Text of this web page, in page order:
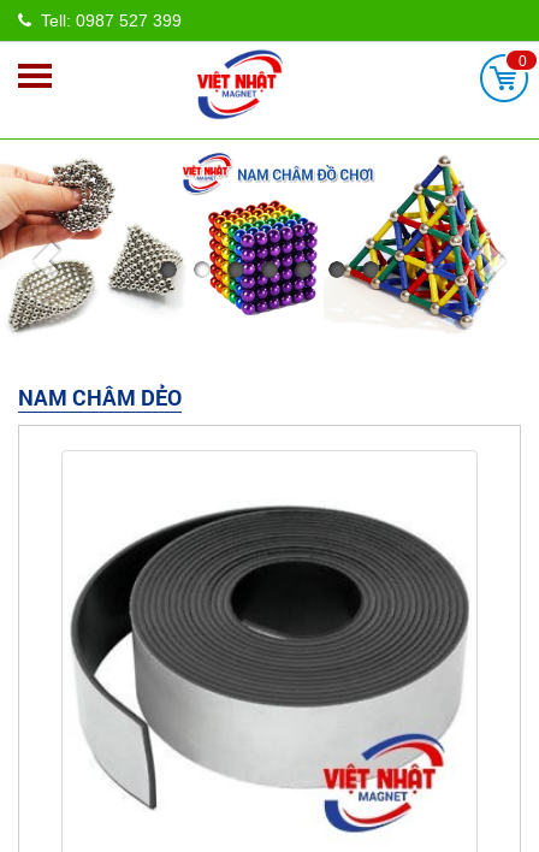
Tell: 0987 527 399
0
NAM CHÂM DẺO